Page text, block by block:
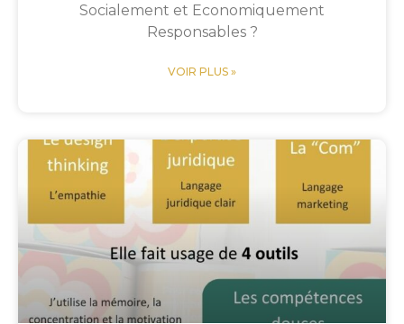
Socialement et Economiquement
Responsables ?
VOIR PLUS »